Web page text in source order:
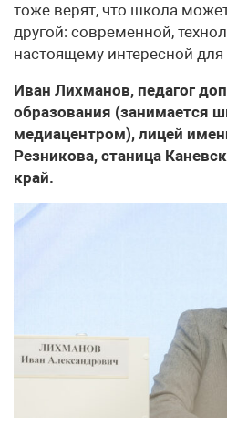
тоже верят, что школа
другой: современной,
настоящему интересной для
Иван Лихманов, педагог
образования (занимается
медиацентром), лицей
Резникова, станица
край.